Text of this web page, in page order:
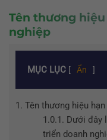
Tên thương
nghiệp
MỤC LỤC [ Ẩn ]
1. Tên thương hiệu
1.0.1. Dưới đây
triển doanh